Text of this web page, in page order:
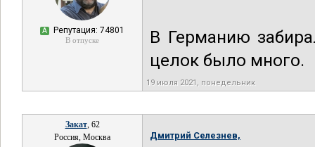
А Репутация: 74801
В отпуске
В Германию
целок было много.
19 июля 2021, понедельник
Закат, 62
Россия, Москва
Дмитрий Селезнев,